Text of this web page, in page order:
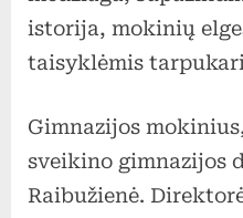
istorija, mokinių
taisyklėmis
Gimnazijos
sveikino gimnazijos
Raibužienė.